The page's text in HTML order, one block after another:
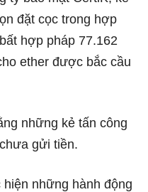
đặt cọc trong hợp
hợp pháp 77.162
ether được bắc cầu
những kẻ tấn công
gửi tiền.
những hành động